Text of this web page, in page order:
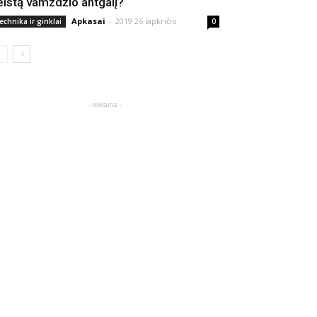
ir ginklai Apkasai - 2019 26 lapkričio 0
- reklama -